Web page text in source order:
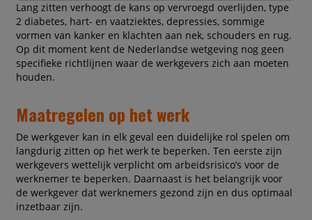
Lang zitten verhoogt de kans op vervroegd overlijden, type
2 diabetes, hart- en vaatziektes, depressies, sommige
vormen van kanker en klachten aan nek, schouders en rug.
Op dit moment kent de Nederlandse wetgeving nog geen
specifieke richtlijnen waar de werkgevers zich aan moeten
houden.
Maatregelen op het werk
De werkgever kan in elk geval een duidelijke rol spelen om
langdurig zitten op het werk te beperken. Ten eerste zijn
werkgevers wettelijk verplicht om arbeidsrisico’s voor de
werknemer te beperken. Daarnaast is het belangrijk voor
de werkgever dat werknemers gezond zijn en dus optimaal
inzetbaar zijn.